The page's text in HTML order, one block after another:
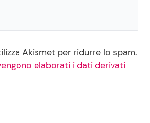
Akismet per ridurre lo spam.
elaborati i dati derivati